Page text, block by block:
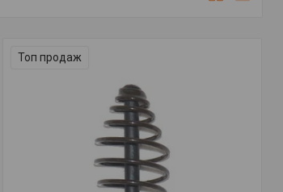
Топ продаж